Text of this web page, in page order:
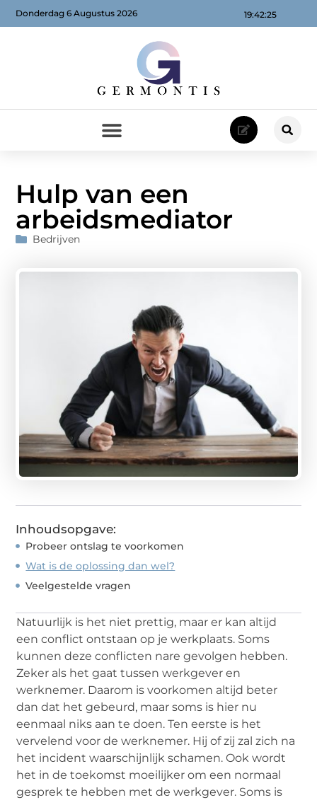
19:42:26
Donderdag 6 Augustus 2026
Hulp van een
arbeidsmediator
Bedrijven
Inhoudsopgave:
Probeer ontslag te voorkomen
Wat is de oplossing dan wel?
Veelgestelde vragen
Natuurlijk is het niet prettig, maar er kan altijd
een conflict ontstaan op je werkplaats. Soms
kunnen deze conflicten nare gevolgen hebben.
Zeker als het gaat tussen werkgever en
werknemer. Daarom is voorkomen altijd beter
dan dat het gebeurd, maar soms is hier nu
eenmaal niks aan te doen. Ten eerste is het
vervelend voor de werknemer. Hij of zij zal zich na
het incident waarschijnlijk schamen. Ook wordt
het in de toekomst moeilijker om een normaal
gesprek te hebben met de werkgever. Soms is